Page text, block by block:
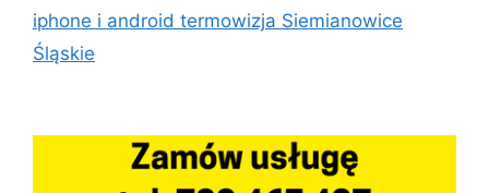
iphone i android termowizja Siemianowice
Śląskie